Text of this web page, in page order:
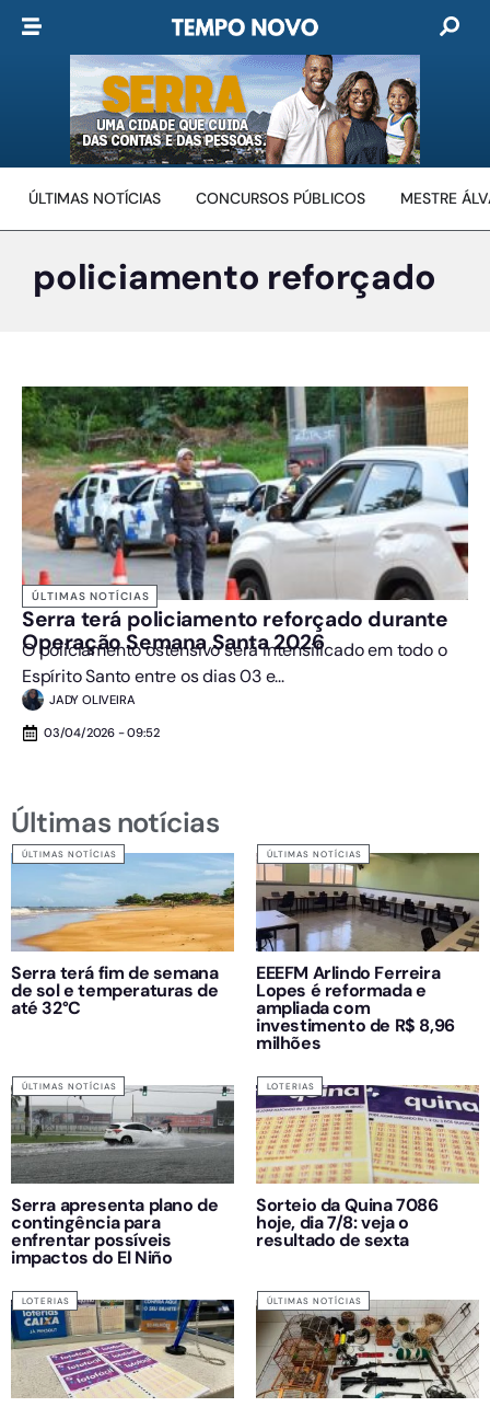
ÚLTIMAS NOTÍCIAS CONCURSOS PÚBLICOS MESTRE
policiamento reforçado
ÚLTIMAS NOTÍCIAS
Serra terá policiamento reforçado durante
Operação Semana Santa 2026
O policiamento ostensivo será intensificado em todo o
Espírito Santo entre os dias 03 e...
JADY OLIVEIRA
03/04/2026 - 09:52
Últimas notícias
ÚLTIMAS NOTÍCIAS
Serra terá fim de semana
de sol e temperaturas de
até 32°C
ÚLTIMAS NOTÍCIAS
EEEFM Arlindo Ferreira
Lopes é reformada e
ampliada com
investimento de R$ 8,96
milhões
ÚLTIMAS NOTÍCIAS
Serra apresenta plano de
contingência para
enfrentar possíveis
impactos do El Niño
LOTERIAS
Sorteio da Quina 7086
hoje, dia 7/8: veja o
resultado de sexta
LOTERIAS ÚLTIMAS NOTÍCIAS